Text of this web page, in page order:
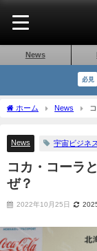
News
必見
ホーム News
News 宇宙ビジネス
コカ・コーラ
ぜ？
2022年10月25日